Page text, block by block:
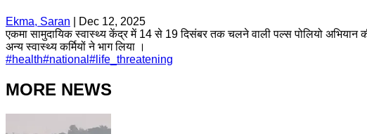
Ekma, Saran
Dec 12, 2025
एकमा सामुदायिक स्वास्थ्य केंद्र में 14 से 19 दिसंबर तक चलने वाली पल्स पोलियो अभियान
अन्य स्वास्थ्य कर्मियों ने भाग लिया ।
#health#national # life_threatening
MORE NEWS